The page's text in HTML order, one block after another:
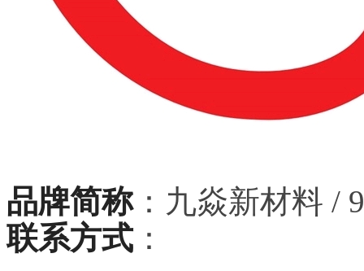
品牌简称：九焱新材料 /
联系方式：